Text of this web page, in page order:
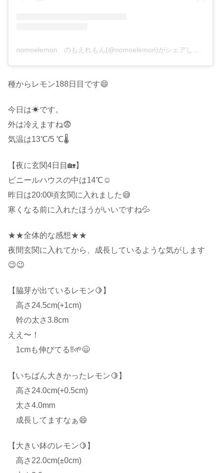
nomoelemon のもえれもん(@nomoelemon)がシェアした投稿
種からレモン188日目です😄
今日は☀です。
外は冷えますね😨
気温は13℃/5 ℃🌡️
【夜に玄関4日目🏡】
ビニールハウスの中は14℃☺️
昨日は20:00頃玄関に入れました😅
寒くなる前に入れたほうがいいですね💦
★★全体的な感想★★
夜間玄関に入れてから、成長しているような気がします
😉😉
【脇芽が出ているレモン🍋】
高さ24.5cm(+1cm)
幹の太さ3.8cm
ええ〜！
1cmも伸びてる‼️🌱😄
【いちばん大きかったレモン🍋】
高さ24.0cm(+0.5cm)
太さ4.0mm
成長してますなぁ😄
【大きい鉢のレモン🍋】
高さ22.0cm(±0cm)